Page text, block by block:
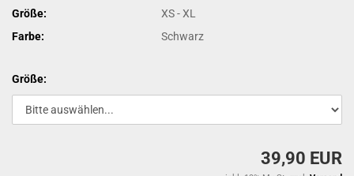
Größe:
XS - XL
Farbe:
Schwarz
Größe:
39,90 EUR